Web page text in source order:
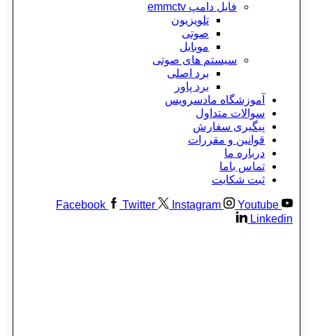
فایل دامپ emmctv
تلویزیون
صوتی
موبایل
سیستم های صوتی
برد اصلی
برد پاور
آموزشگاه مادسرویس
سوالات متداول
پیگیری سفارش
قوانین و مقررات
درباره ما
تماس باما
ثبت شکایت
Facebook Twitter Instagram
Youtube
Linkedin